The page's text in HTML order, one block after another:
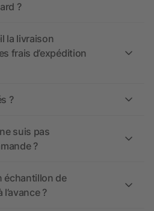
?
la livraison
frais d’expédition
?
suis pas
?
échantillon de
?